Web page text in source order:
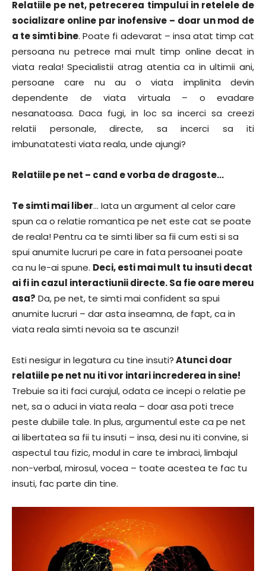
Relatiile pe net, petrecerea timpului in retelele de
socializare online par inofensive – doar un mod de
a te simti bine. Poate fi adevarat – insa atat timp cat
persoana nu petrece mai mult timp online decat in
viata reala! Specialistii atrag atentia ca in ultimii ani,
persoane care nu au o viata implinita devin
dependente de viata virtuala – o evadare
nesanatoasa. Daca fugi, in loc sa incerci sa creezi
relatii personale, directe, sa incerci sa iti
imbunatatesti viata reala, unde ajungi?
Relatiile pe net – cand e vorba de dragoste…
Te simti mai liber… Iata un argument al celor care
spun ca o relatie romantica pe net este cat se poate
de reala! Pentru ca te simti liber sa fii cum esti si sa
spui anumite lucruri pe care in fata persoanei poate
ca nu le-ai spune. Deci, esti mai mult tu insuti decat
ai fi in cazul interactiunii directe. Sa fie oare mereu
asa? Da, pe net, te simti mai confident sa spui
anumite lucruri – dar asta inseamna, de fapt, ca in
viata reala simti nevoia sa te ascunzi!
Esti nesigur in legatura cu tine insuti?Atunci doar
relatiile pe net nu iti vor intari increderea in sine!
Trebuie sa iti faci curajul, odata ce incepi o relatie pe
net, sa o aduci in viata reala – doar asa poti trece
peste dubiile tale. In plus, argumentul este ca pe net
ai libertatea sa fii tu insuti – insa, desi nu iti convine, si
aspectul tau fizic, modul in care te imbraci, limbajul
non-verbal, mirosul, vocea – toate acestea te fac tu
insuti, fac parte din tine.